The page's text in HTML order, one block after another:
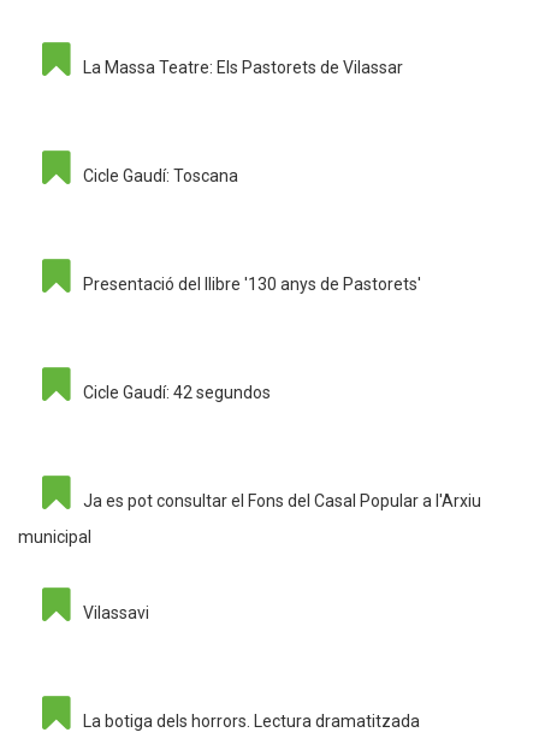
La Massa Teatre: Els Pastorets de Vilassar
Cicle Gaudí: Toscana
Presentació del llibre '130 anys de Pastorets'
Cicle Gaudí: 42 segundos
Ja es pot consultar el Fons del Casal Popular a l'Arxiu
municipal
Vilassavi
La botiga dels horrors. Lectura dramatitzada